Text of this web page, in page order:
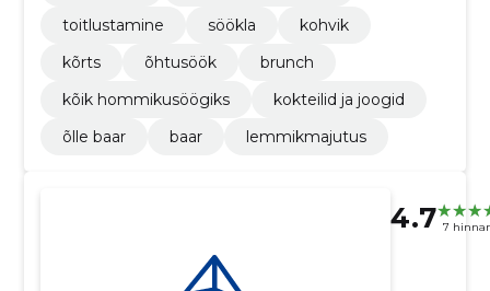
toitlustamine
söökla
kohvik
kõrts
õhtusöök
brunch
kõik hommikusöögiks
kokteilid ja joogid
õlle baar
baar lemmikmajutus
4.7 7